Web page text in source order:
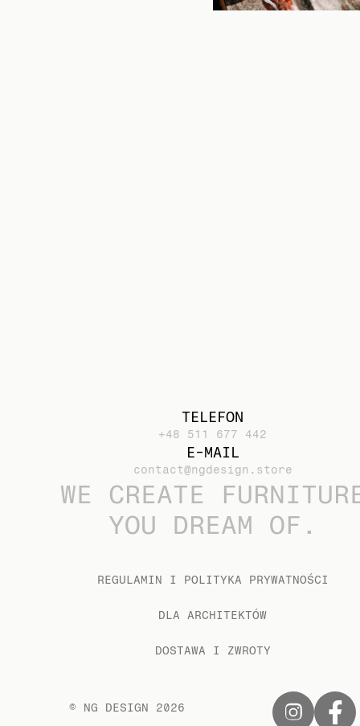
TELEFON
+48 511 677 442
E-MAIL
contact@ngdesign.store
WE CREATE
YOU DREAM OF.
© NG DESIGN 2026
REGULAMIN I POLITYKA PRYWATNOŚCI
DLA ARCHITEKTÓW
DOSTAWA I ZWROTY